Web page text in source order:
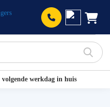
volgende werkdag in huis